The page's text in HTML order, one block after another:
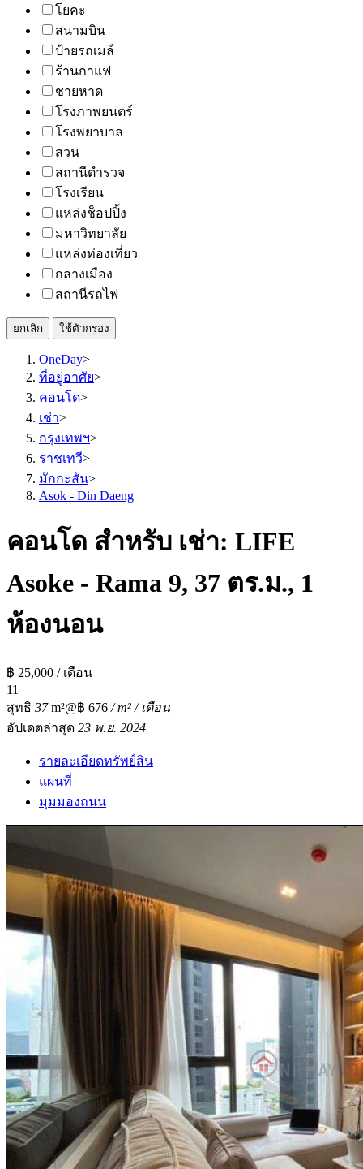
โยคะ
สนามบิน
ป้ายรถเมล์
ร้านกาแฟ
ชายหาด
โรงภาพยนตร์
โรงพยาบาล
สวน
สถานีตำรวจ
โรงเรียน
แหล่งช็อปปิ้ง
มหาวิทยาลัย
แหล่งท่องเที่ยว
กลางเมือง
สถานีรถไฟ
ยกเลิก ใช้ตัวกรอง
OneDay>
ที่อยู่อาศัย>
คอนโด>
เช่า>
กรุงเทพฯ>
ราชเทวี>
มักกะสัน>
Asok - Din Daeng
คอนโด สำหรับ เช่า: LIFE
Asoke - Rama 9, 37 ตร.ม., 1
ห้องนอน
฿ 25,000 / เดือน
11
สุทธิ 37m²@฿ 676 / m² / เดือน
อัปเดตล่าสุด 23 พ.ย. 2024
รายละเอียดทรัพย์สิน
แผนที่
มุมมองถนน